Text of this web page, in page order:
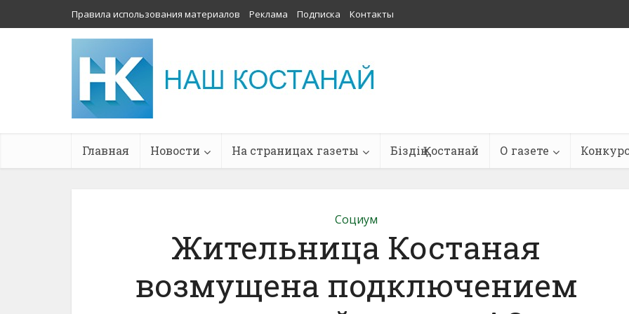
Правила использования материалов Реклама Подписка Контакты
Главная Новости На страницах газеты Біздің Қостанай О газете
Социум
Жительница Костаная
возмущена подключением